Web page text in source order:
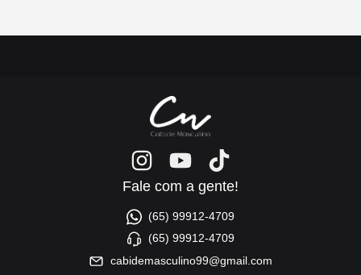
Fale com a gente!
(65) 99912-4709
(65) 99912-4709
cabidemasculino99@gmail.com